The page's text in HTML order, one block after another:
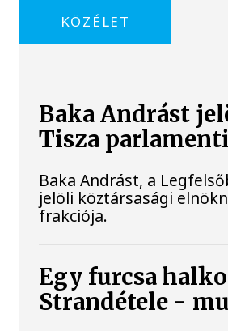
KÖZÉLET
Baka Andrást
Tisza
Baka Andrást, a
jelöli köztársasági
frakciója.
Egy furcsa
Strandétele -